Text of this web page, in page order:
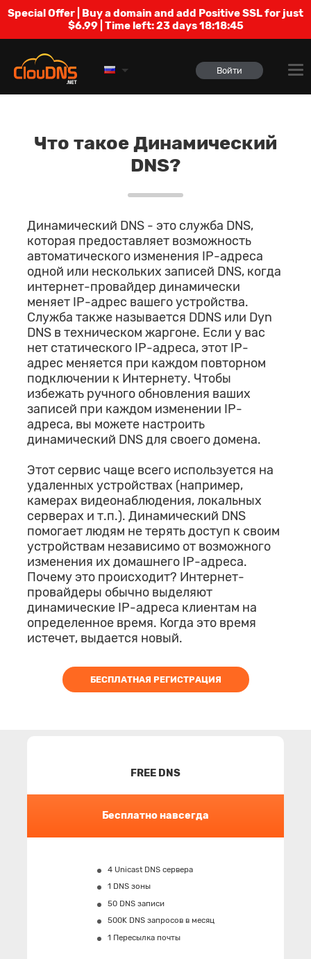
Special Offer | Buy a domain and add Positive SSL for just
$6.99 | Time left:23 days 18:18:44
Войти
Что такое Динамический
DNS?
Динамический DNS - это служба DNS,
которая предоставляет возможность
автоматического изменения IP-адреса
одной или нескольких записей DNS, когда
интернет-провайдер динамически
меняет IP-адрес вашего устройства.
Служба также называется DDNS или Dyn
DNS в техническом жаргоне. Если у вас
нет статического IP-адреса, этот IP-
адрес меняется при каждом повторном
подключении к Интернету. Чтобы
избежать ручного обновления ваших
записей при каждом изменении IP-
адреса, вы можете настроить
динамический DNS для своего домена.
Этот сервис чаще всего используется на
удаленных устройствах (например,
камерах видеонаблюдения, локальных
серверах и т.п.). Динамический DNS
помогает людям не терять доступ к своим
устройствам независимо от возможного
изменения их домашнего IP-адреса.
Почему это происходит? Интернет-
провайдеры обычно выделяют
динамические IP-адреса клиентам на
определенное время. Когда это время
истечет, выдается новый.
БЕСПЛАТНАЯ РЕГИСТРАЦИЯ
FREE DNS
Бесплатно навсегда
4 Unicast DNS сервера
1 DNS зоны
50 DNS записи
500K DNS запросов в месяц
1 Пересылка почты